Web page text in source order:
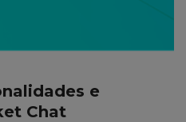
e
Chat